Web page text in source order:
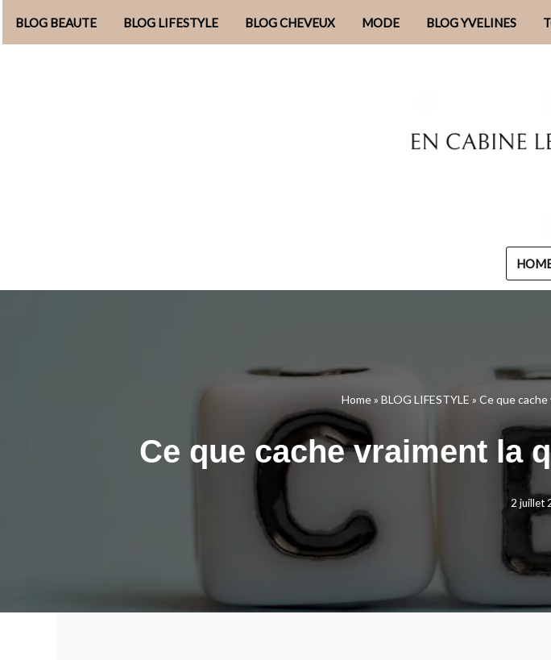
Aller
BLOG BEAUTE BLOG LIFESTYLE BLOG CHEVEUX MODE BLOG YVELINES
Home» BLOG LIFESTYLE » Ce que cache
Ce que cache vraiment la
2 juillet